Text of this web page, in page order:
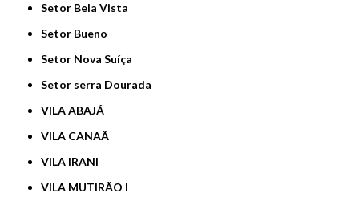
Setor Bela Vista
Setor Bueno
Setor Nova Suíça
Setor serra Dourada
VILA ABAJÁ
VILA CANAÃ
VILA IRANI
VILA MUTIRÃO I